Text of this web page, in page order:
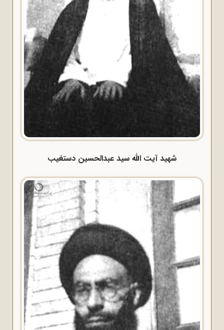
شهید آیت الله سید عبدالحسین دستغیب